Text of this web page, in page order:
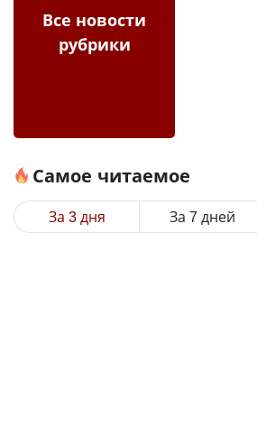
Все новости
рубрики
Самое читаемое
За 3 дня За 7 дней